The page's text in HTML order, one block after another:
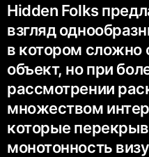
Hidden Folks
взгляд
в котором сложно
объект, но при
рассмотрении
множеством
которые
монотонность